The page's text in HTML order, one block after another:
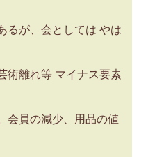
るが、会としては やは
術離れ等 マイナス要素
会員の減少、用品の値